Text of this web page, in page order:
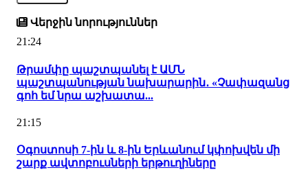
Վերջին նորություններ
21:24
Թրամփը պաշտպանել է ԱՄՆ
պաշտպանության նախարարին․ «Չափազանց
գոհ եմ նրա աշխատա...
21:15
Օգոստոսի 7-ին և 8-ին Երևանում կփոխվեն մի
շարք ավտոբուսների երթուղիները